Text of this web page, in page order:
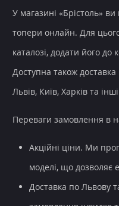
У магазині «Брістоль»
топери онлайн. Для
каталозі, додати його
Доступна також
Львів, Київ, Харків та
Переваги замовлення в
Акційні ціни. Ми
моделі, що дозволяє
Доставка по Львову